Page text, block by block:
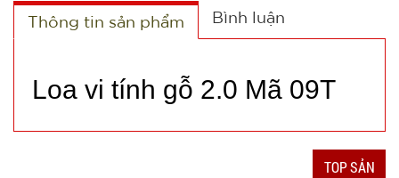
Thông tin sản phẩm Bình luận
Loa vi tính gỗ 2.0 Mã 09T
TOP SẢN
Test,
0,5kg